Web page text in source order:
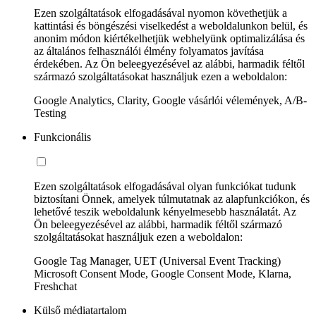
Ezen szolgáltatások elfogadásával nyomon követhetjük a
kattintási és böngészési viselkedést a weboldalunkon belül, és
anonim módon kiértékelhetjük webhelyünk optimalizálása és
az általános felhasználói élmény folyamatos javítása
érdekében. Az Ön beleegyezésével az alábbi, harmadik féltől
származó szolgáltatásokat használjuk ezen a weboldalon:
Google Analytics, Clarity, Google vásárlói vélemények, A/B-
Testing
Funkcionális
Ezen szolgáltatások elfogadásával olyan funkciókat tudunk
biztosítani Önnek, amelyek túlmutatnak az alapfunkciókon, és
lehetővé teszik weboldalunk kényelmesebb használatát. Az
Ön beleegyezésével az alábbi, harmadik féltől származó
szolgáltatásokat használjuk ezen a weboldalon:
Google Tag Manager, UET (Universal Event Tracking)
Microsoft Consent Mode, Google Consent Mode, Klarna,
Freshchat
Külső médiatartalom